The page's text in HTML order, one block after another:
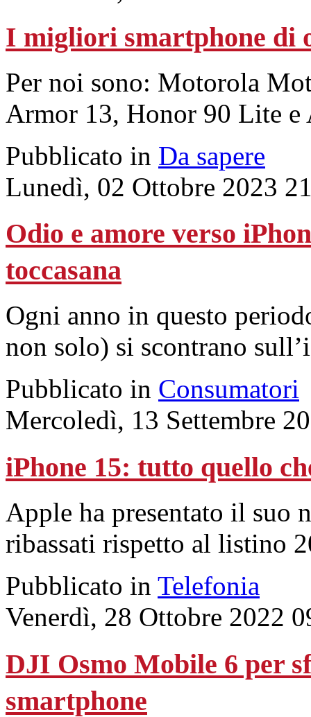
I migliori smartphone di
Per noi sono: Motorola
Armor 13, Honor 90 Lite e
Pubblicato in Da sapere
Lunedì, 02 Ottobre 2023
Odio e amore verso
toccasana
Ogni anno in questo
non solo) si scontrano
Pubblicato in Consumatori
Mercoledì, 13 Settembre
iPhone 15: tutto quello
Apple ha presentato il suo
ribassati rispetto al listino
Pubblicato in Telefonia
Venerdì, 28 Ottobre 2022
DJI Osmo Mobile 6 per
smartphone